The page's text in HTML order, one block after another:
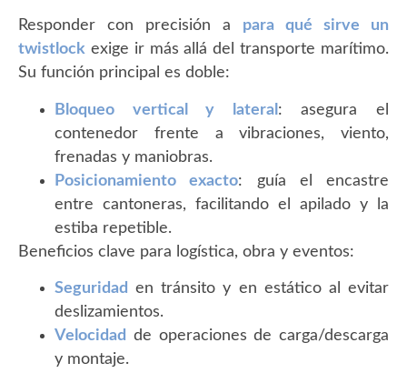
Responder con precisión a para qué sirve un
twistlock exige ir más allá del transporte marítimo.
Su función principal es doble:
Bloqueo vertical y lateral : asegura el
contenedor frente a vibraciones, viento,
frenadas y maniobras.
Posicionamiento exacto: guía el encastre
entre cantoneras, facilitando el apilado y la
estiba repetible.
Beneficios clave para logística, obra y eventos:
Seguridad en tránsito y en estático al evitar
deslizamientos.
Velocidad de operaciones de carga/descarga
y montaje.